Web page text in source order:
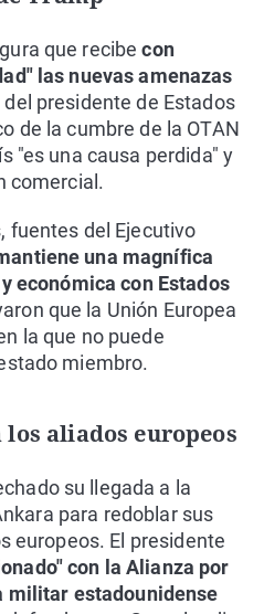
que recibecon
las nuevas amenazas
presidente de Estados
de la cumbre de la OTAN
"es una causa perdida" y
comercial.
fuentes del Ejecutivo
una magnífica
económica con Estados
que la Unión Europea
la que no puede
miembro.
aliados europeos
su llegada a la
para redoblar sus
europeos. El presidente
con la Alianza por
militar estadounidense